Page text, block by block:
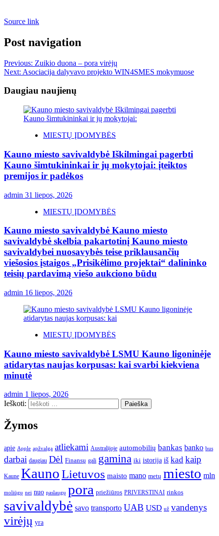
Source link
Post navigation
Previous: Zuikio duona – pora virėjų
Next: Asociacija dalyvavo projekto WIN4SMES mokymuose
Daugiau naujienų
MIESTŲ ĮDOMYBĖS
Kauno miesto savivaldybė Iškilmingai pagerbti
Kauno šimtukininkai ir jų mokytojai: įteiktos
premijos ir padėkos
admin 31 liepos, 2026
MIESTŲ ĮDOMYBĖS
Kauno miesto savivaldybė Kauno miesto
savivaldybė skelbia pakartotinį Kauno miesto
savivaldybei nuosavybės teise priklausančių
viešosios įstaigos „Prisikėlimo projektai“ dalininko
teisių pardavimą viešo aukciono būdu
admin 16 liepos, 2026
MIESTŲ ĮDOMYBĖS
Kauno miesto savivaldybė LSMU Kauno ligoninėje
atidarytas naujas korpusas: kai svarbi kiekviena
minutė
admin 1 liepos, 2026
Ieškoti:
Žymos
apie Apple apžvalga atliekami Australijoje automobilių bankas banko bus
darbai daugiau Dėl Finansų gali gamina iki istorija iš kad kaip
Kaune KaunoLietuvos maisto mano metų miesto mln
moliūgų nei nuo paslaugų pora priežiūros PRIVERSTINAI rinkos
savivaldybė savo transporto UAB USD už vandenys
virėjų yra